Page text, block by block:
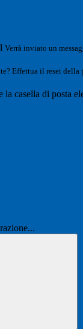
Verrà inviato un
Effettua il reset della
casella di posta